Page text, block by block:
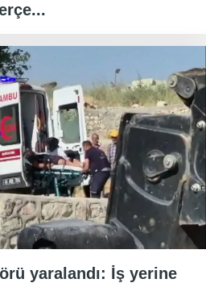
yaralandı: İş yerine